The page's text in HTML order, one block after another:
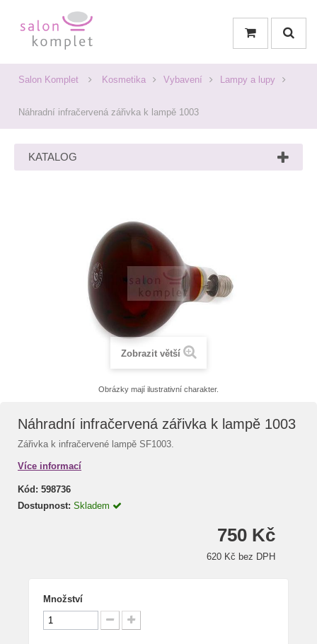
Salon Komplet Kosmetika Vybavení Lampy a lupy
Náhradní infračervená zářivka k lampě 1003
KATALOG
Zobrazit větší
Obrázky mají ilustrativní charakter.
Náhradní infračervená zářivka k lampě 1003
Zářivka k infračervené lampě SF1003.
Více informací
Kód: 598736
Dostupnost: Skladem
750 Kč
620 Kč bez DPH
Množství